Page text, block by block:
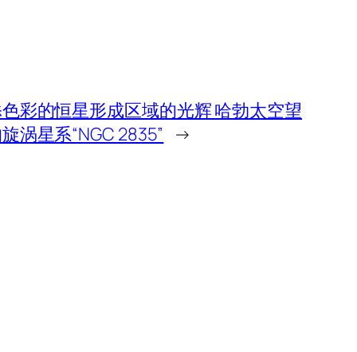
彩的恒星形成区域的光辉 哈勃太空望
涡星系“NGC 2835” →